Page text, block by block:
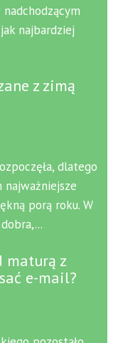
najbardziej
z zimą
dlatego
porą roku. W
maturą z
e-mail?